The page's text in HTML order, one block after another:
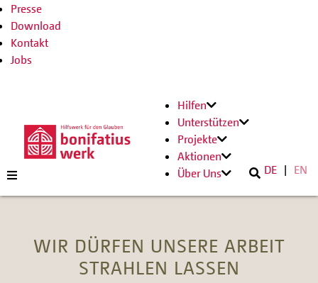
Presse
Download
Kontakt
Jobs
Hilfen
Unterstützen
Projekte
Aktionen
Über Uns
DE EN
WIR DÜRFEN UNSERE ARBEIT
STRAHLEN LASSEN